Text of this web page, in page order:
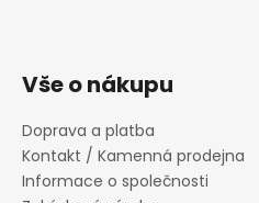
Vše o nákupu
Doprava a platba
Kontakt / Kamenná prodejna
Informace o společnosti